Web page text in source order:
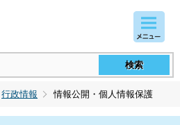
行政情報 情報公開・個人情報保護